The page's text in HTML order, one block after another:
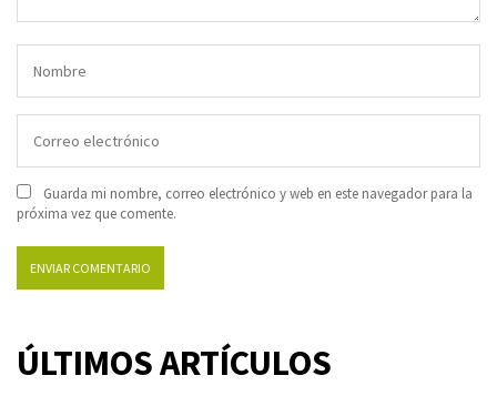
Guarda mi nombre, correo electrónico y web en este navegador para la
próxima vez que comente.
ÚLTIMOS ARTÍCULOS